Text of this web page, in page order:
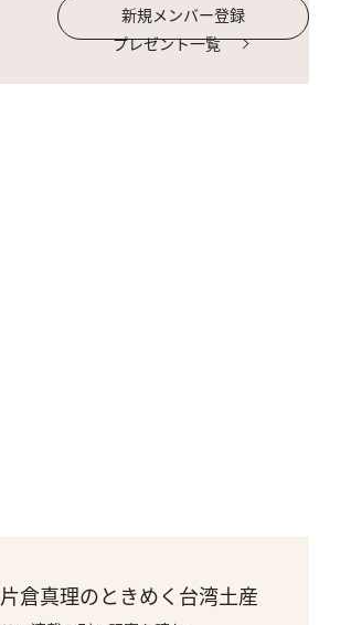
新規メンバー登録
プレゼント一覧
片倉真理のときめく台湾土産